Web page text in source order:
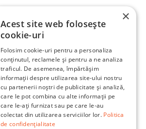
×
Acest site web folosește
cookie-uri
Folosim cookie-uri pentru a personaliza
conținutul, reclamele și pentru a ne analiza
traficul. De asemenea, împărtășim
informații despre utilizarea site-ului nostru
cu partenerii noștri de publicitate și analiză,
care le pot combina cu alte informații pe
care le-ați furnizat sau pe care le-au
colectat din utilizarea serviciilor lor. Politica
de confidențialitate